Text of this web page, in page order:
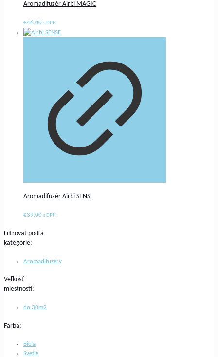
Aromadifuzér Airbi MAGIC
€46.00 s DPH
Aromadifuzér Airbi SENSE
€39.00 s DPH
Filtrovať podľa
kategórie:
Aromadifuzéry
Veľkosť
miestnosti:
do 30m2
Farba:
Biela
Svetlé